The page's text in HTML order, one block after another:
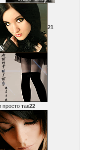
21
просто так22